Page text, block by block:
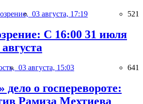
03 августа, 17:19 521
С 16:00 31 июля
03 августа, 15:03 641
дело о госперевороте:
Рамиза Мехтиева